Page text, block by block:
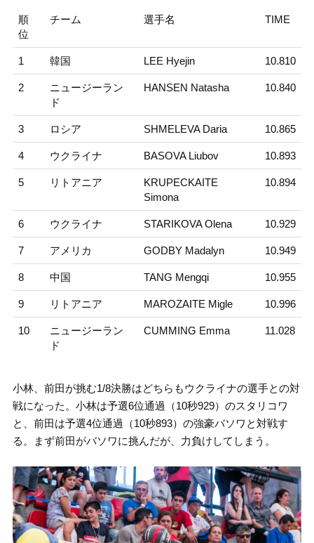
順
位
チーム 選手名 TIME
1 韓国 LEE Hyejin 10.810
2
ニュージーラン
ド
HANSEN Natasha 10.840
3 ロシア SHMELEVA Daria 10.865
4 ウクライナ BASOVA Liubov 10.893
5 リトアニア
KRUPECKAITE
Simona
10.894
6 ウクライナ STARIKOVA Olena 10.929
7 アメリカ GODBY Madalyn 10.949
8 中国 TANG Mengqi 10.955
9 リトアニア MAROZAITE Migle 10.996
10
ニュージーラン
ド
CUMMING Emma 11.028
小林、前田が挑む1/8決勝はどちらもウクライナの選手との対
戦になった。小林は予選6位通過（10秒929）のスタリコワ
と、前田は予選4位通過（10秒893）の強豪バソワと対戦す
る。まず前田がバソワに挑んだが、力負けしてしまう。